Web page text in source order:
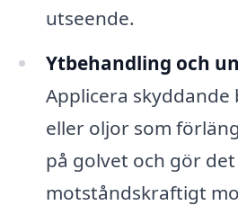
utseende.
Ytbehandling och
Applicera
eller oljor som
på golvet och gör
motståndskraftigt